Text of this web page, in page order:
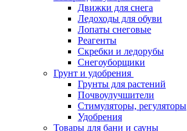
Движки для снега
Ледоходы для обуви
Лопаты снеговые
Реагенты
Скребки и ледорубы
Снегоуборщики
Грунт и удобрения
Грунты для растений
Почвоулучшители
Стимуляторы, регуляторы
Удобрения
Товары для бани и сауны